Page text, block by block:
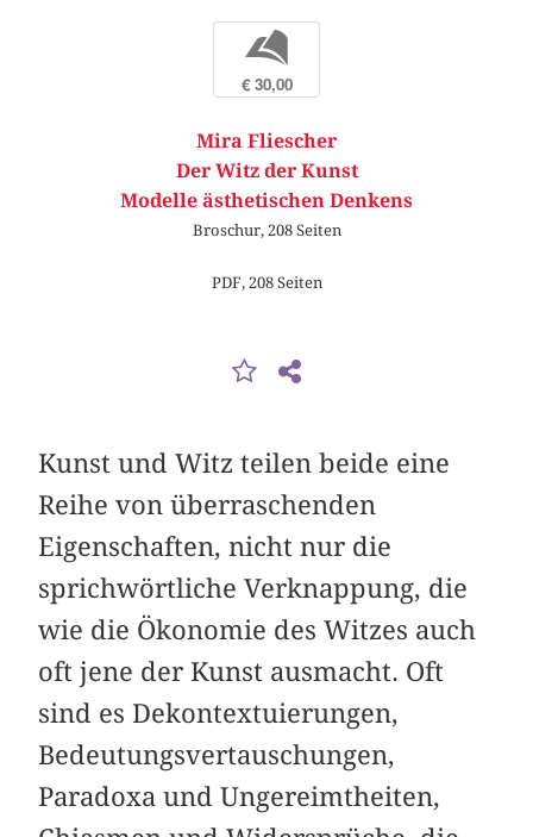
b
€ 30,00
Mira Fliescher
Der Witz der Kunst
Modelle ästhetischen Denkens
Broschur, 208 Seiten
PDF, 208 Seiten
Kunst und Witz teilen beide eine
Reihe von überraschenden
Eigenschaften, nicht nur die
sprichwörtliche Verknappung, die
wie die Ökonomie des Witzes auch
oft jene der Kunst ausmacht. Oft
sind es Dekontextuierungen,
Bedeutungsvertauschungen,
Paradoxa und Ungereimtheiten,